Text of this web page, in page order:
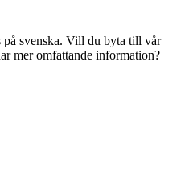
svenska. Vill du byta till vår
mer omfattande information?